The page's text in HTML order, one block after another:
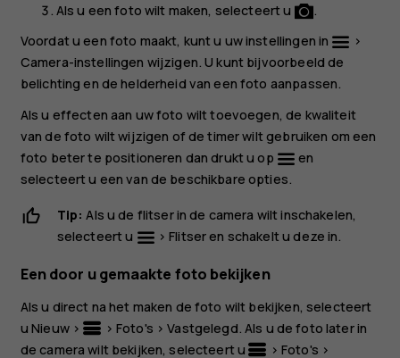
Als u een foto wilt maken, selecteert u
.
Voordat u een foto maakt, kunt u uw instellingen in
>
Camera-instellingen wijzigen. U kunt bijvoorbeeld de
belichting en de helderheid van een foto aanpassen.
Als u effecten aan uw foto wilt toevoegen, de kwaliteit
van de foto wilt wijzigen of de timer wilt gebruiken om een
foto beter te positioneren dan drukt u op
en
selecteert u een van de beschikbare opties.
Tip: Als u de flitser in de camera wilt inschakelen,
selecteert u
>Flitseren schakelt u deze in.
Een door u gemaakte foto bekijken
Als u direct na het maken de foto wilt bekijken, selecteert
uNieuw> > Foto's >Vastgelegd. Als u de foto later in
de camera wilt bekijken, selecteert u
> Foto's >